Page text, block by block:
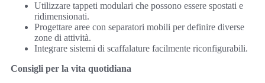
Utilizzare tappeti modulari che possono essere spostati e
ridimensionati.
Progettare aree con separatori mobili per definire diverse
zone di attività.
Integrare sistemi di scaffalature facilmente riconfigurabili.
Consigli per la vita quotidiana